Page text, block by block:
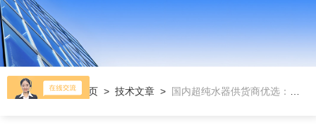
当前位置： 首页 >技术文章 > 国内超纯水器供货商优选：西安大成仪器DC系列超纯水器全面解析